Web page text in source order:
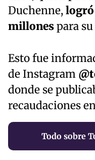
Duchenne,
millonespara
Esto fue
de Instagram
donde se
recaudaciones
Todo sobre